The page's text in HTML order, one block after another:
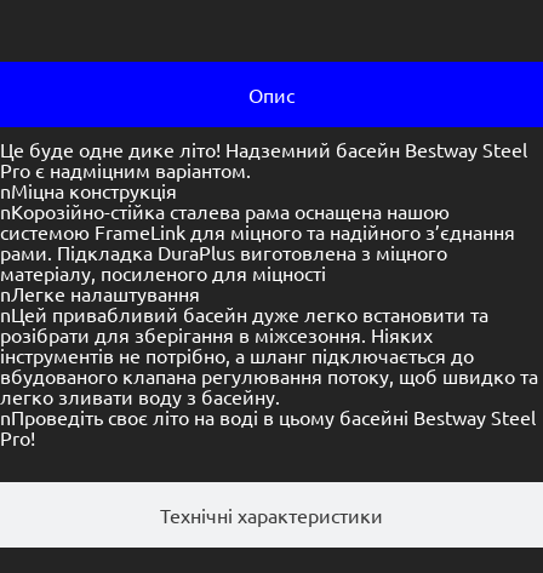
Опис
Технічні характеристики
Це буде одне дике літо! Надземний басейн Bestway Steel
Pro є надміцним варіантом.
nМіцна конструкція
nКорозійно-стійка сталева рама оснащена нашою
системою FrameLink для міцного та надійного з’єднання
рами. Підкладка DuraPlus виготовлена ​​з міцного
матеріалу, посиленого для міцності
nЛегке налаштування
nЦей привабливий басейн дуже легко встановити та
розібрати для зберігання в міжсезоння. Ніяких
інструментів не потрібно, а шланг підключається до
вбудованого клапана регулювання потоку, щоб швидко та
легко зливати воду з басейну.
nПроведіть своє літо на воді в цьому басейні Bestway Steel
Pro!